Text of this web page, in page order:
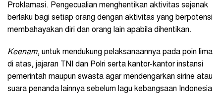
Proklamasi. Pengecualian menghentikan aktivitas sejenak
berlaku bagi setiap orang dengan aktivitas yang berpotensi
membahayakan diri dan orang lain apabila dihentikan.
Keenam, untuk mendukung pelaksanaannya pada poin lima
di atas, jajaran TNI dan Polri serta kantor-kantor instansi
pemerintah maupun swasta agar mendengarkan sirine atau
suara penanda lainnya sebelum lagu kebangsaan Indonesia